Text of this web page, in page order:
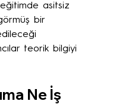
asitsiz
bir
teorik bilgiyi
Ne İş